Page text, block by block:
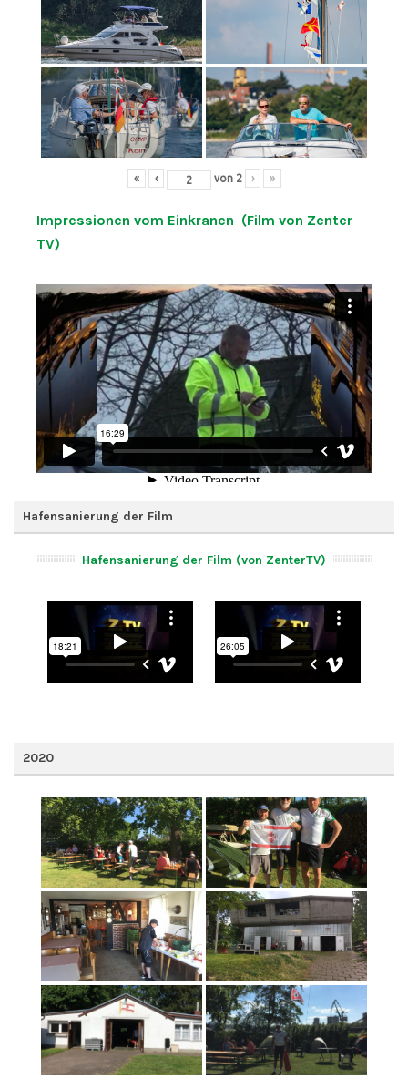
« ‹ von 2 › »
Impressionen vom Einkranen (Film von Zenter
TV)
Hafensanierung der Film
Hafensanierung der Film (von ZenterTV)
2020